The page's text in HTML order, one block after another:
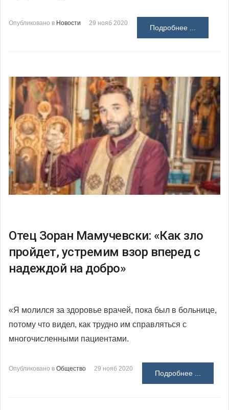
Опубликовано в Новости 29 нояб 2020
Подробнее ...
Отец Зоран Мамучевски: «Как зло
пройдет, устремим взор вперед с
надеждой на добро»
«Я молился за здоровье врачей, пока был в больнице,
потому что видел, как трудно им справляться с
многочисленными пациентами.
Опубликовано в Общество 29 нояб 2020
Подробнее ...